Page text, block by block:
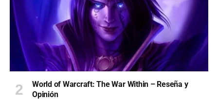
World of Warcraft: The War Within – Reseña y
Opinión